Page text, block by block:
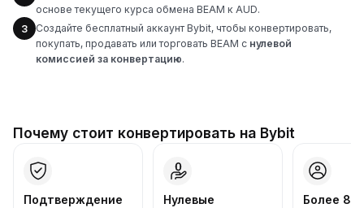
основе текущего курса обмена BEAM к AUD.
3
Создайте бесплатный аккаунт Bybit, чтобы конвертировать,
покупать, продавать или торговать BEAM с нулевой
комиссией за конвертацию.
Почему стоит конвертировать на Bybit
Подтверждение
Нулевые
Более 86